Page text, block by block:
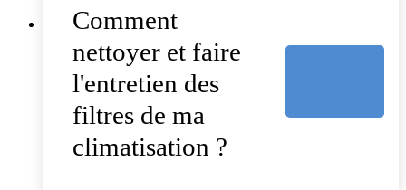
Comment
nettoyer et faire
l'entretien des
filtres de ma
climatisation ?